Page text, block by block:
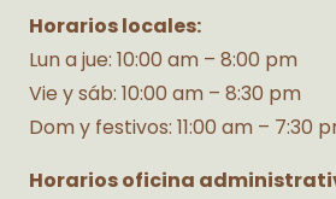
Horarios locales:
Lun a jue: 10:00 am – 8:00 pm
Vie y sáb: 10:00 am – 8:30 pm
Dom y festivos: 11:00 am – 7:30
Horarios oficina